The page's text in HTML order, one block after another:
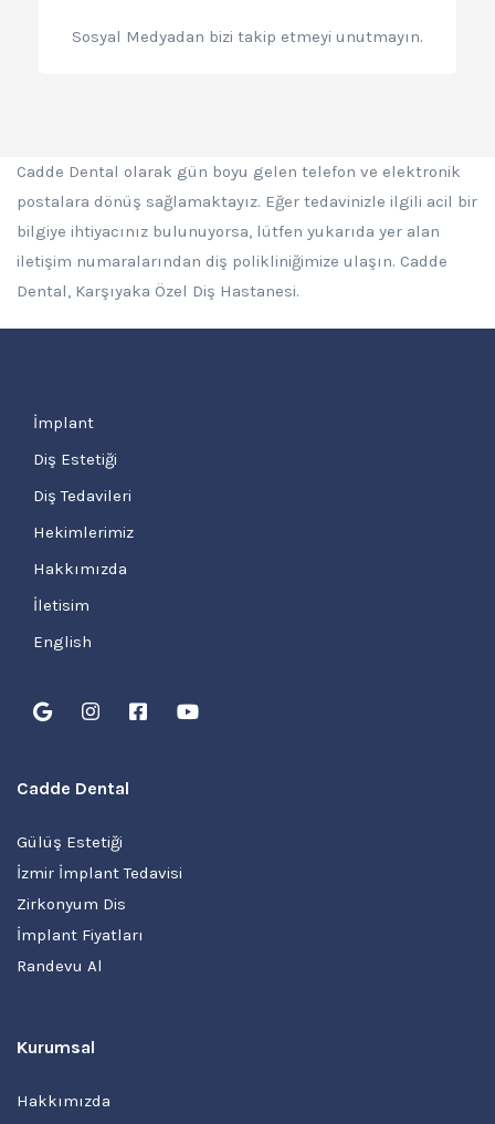
Sosyal Medyadan bizi takip etmeyi unutmayın.
Cadde Dental olarak gün boyu gelen telefon ve elektronik
postalara dönüş sağlamaktayız. Eğer tedavinizle ilgili acil bir
bilgiye ihtiyacınız bulunuyorsa, lütfen yukarıda yer alan
iletişim numaralarından diş polikliniğimize ulaşın. Cadde
Dental, Karşıyaka Özel Diş Hastanesi.
İmplant
Diş Estetiği
Diş Tedavileri
Hekimlerimiz
Hakkımızda
İletisim
English
Cadde Dental
Gülüş Estetiği
İzmir İmplant Tedavisi
Zirkonyum Dis
İmplant Fiyatları
Randevu Al
Kurumsal
Hakkımızda